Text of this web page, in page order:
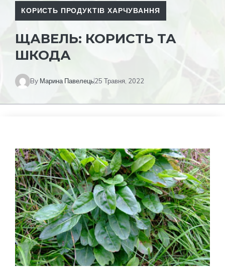
КОРИСТЬ ПРОДУКТІВ ХАРЧУВАННЯ
ЩАВЕЛЬ: КОРИСТЬ ТА
ШКОДА
By Марина Павелець25 Травня, 2022